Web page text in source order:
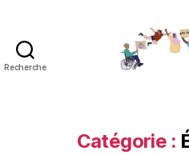
Recherche
Catégorie :